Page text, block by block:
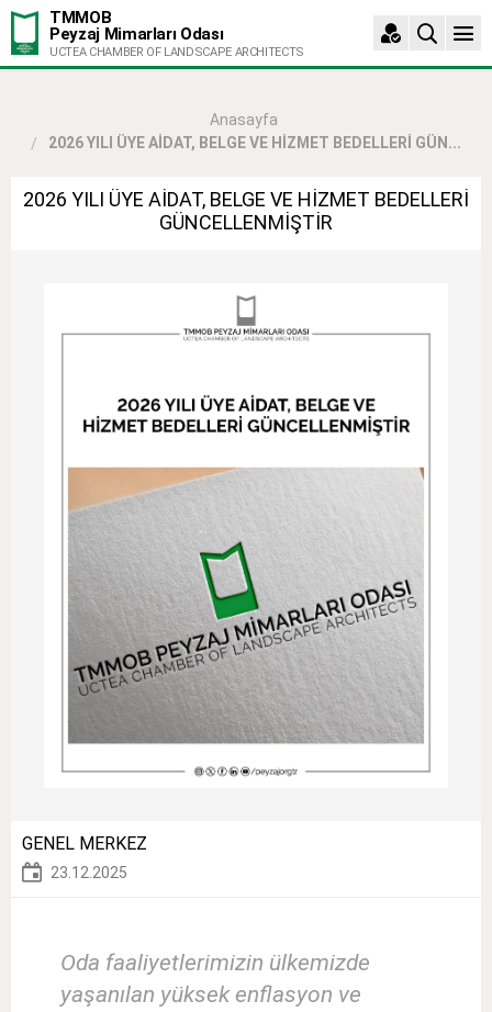
TMMOB
Peyzaj Mimarları Odası
UCTEA CHAMBER OF LANDSCAPE ARCHITECTS
Anasayfa
2026 YILI ÜYE AİDAT, BELGE VE HİZMET BEDELLERİ GÜN...
2026 YILI ÜYE AİDAT, BELGE VE HİZMET BEDELLERİ
GÜNCELLENMİŞTİR
GENEL MERKEZ
23.12.2025
Oda faaliyetlerimizin ülkemizde
yaşanılan yüksek enflasyon ve